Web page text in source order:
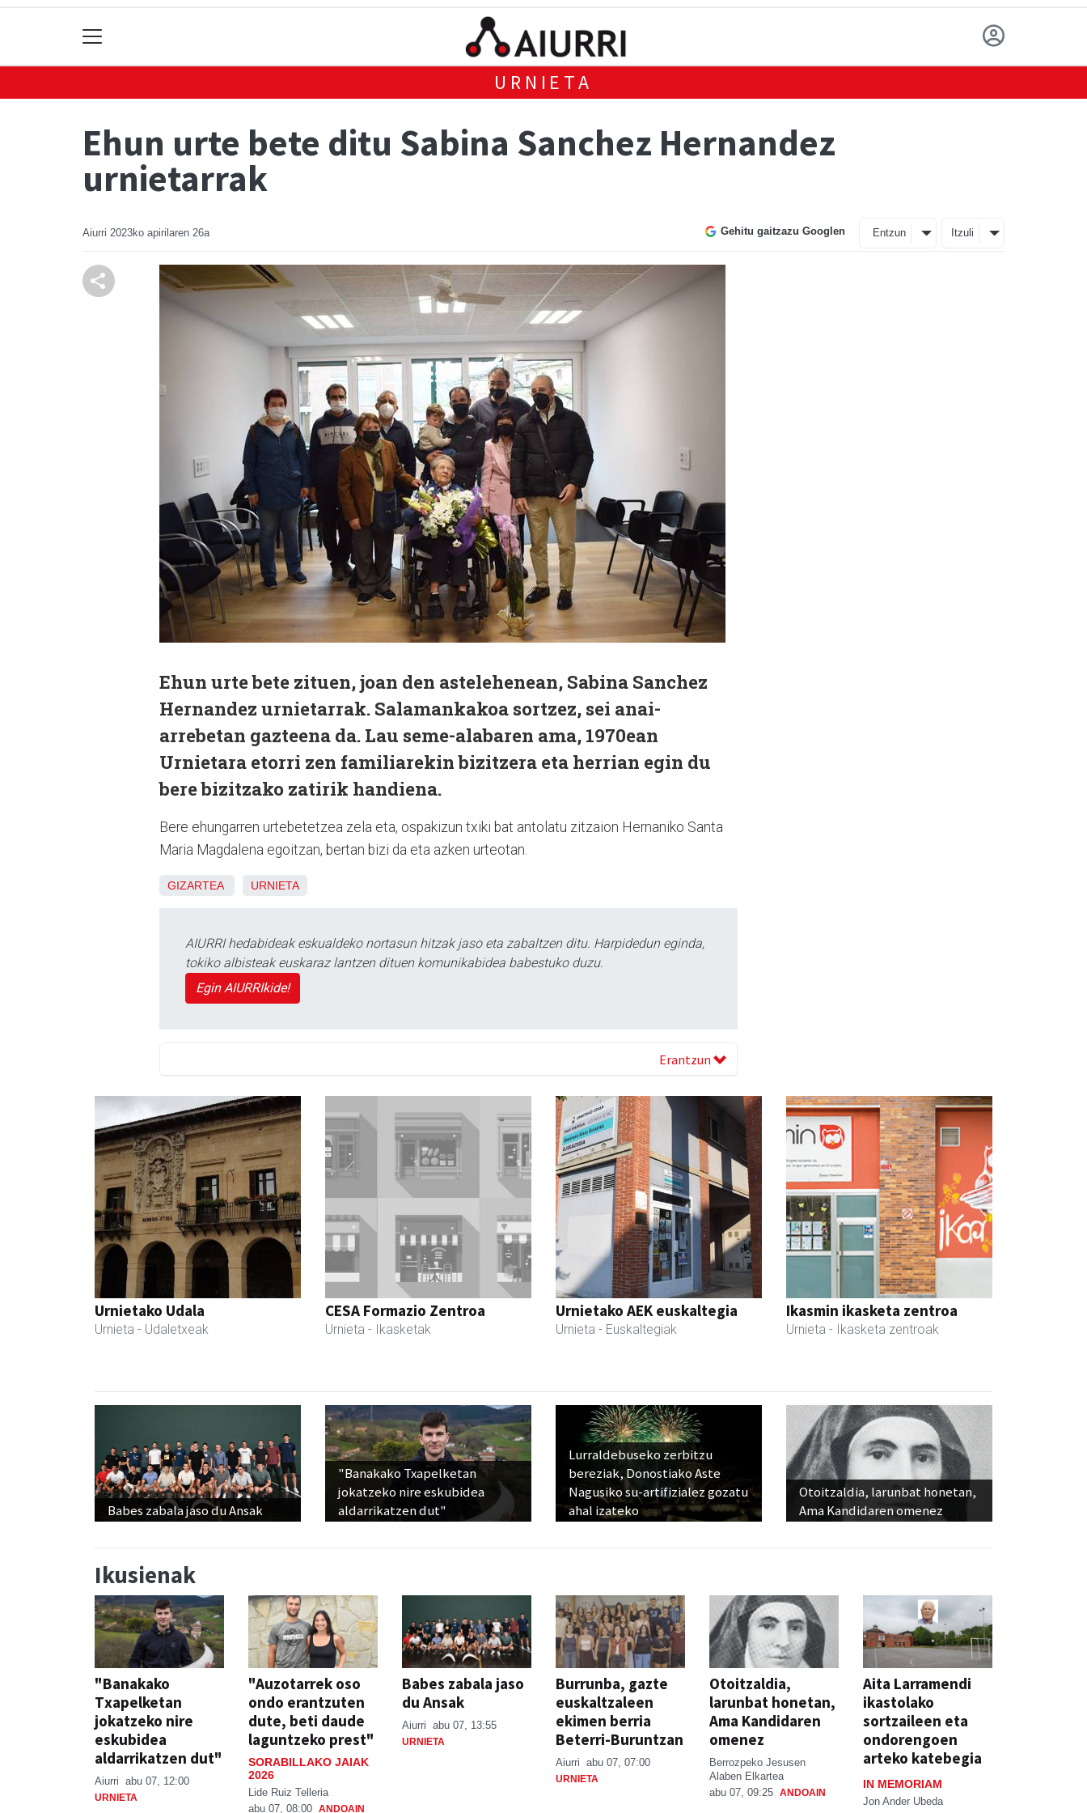
URNIETA
Ehun urte bete ditu Sabina Sanchez Hernandez
urnietarrak
Aiurri 2023ko apirilaren 26a Gehitu gaitzazu Googlen Entzun Itzuli
Ehun urte bete zituen, joan den astelehenean, Sabina Sanchez
Hernandez urnietarrak. Salamankakoa sortzez, sei anai-
arrebetan gazteena da. Lau seme-alabaren ama, 1970ean
Urnietara etorri zen familiarekin bizitzera eta herrian egin du
bere bizitzako zatirik handiena.
Bere ehungarren urtebetetzea zela eta, ospakizun txiki bat antolatu zitzaion Hernaniko Santa
Maria Magdalena egoitzan, bertan bizi da eta azken urteotan.
GIZARTEA URNIETA
AIURRI hedabideak eskualdeko nortasun hitzak jaso eta zabaltzen ditu. Harpidedun eginda,
tokiko albisteak euskaraz lantzen dituen komunikabidea babestuko duzu.
Egin AIURRIkide!
Erantzun
Urnietako Udala
Urnieta - Udaletxeak
CESA Formazio Zentroa
Urnieta - Ikasketak
Urnietako AEK euskaltegia
Urnieta - Euskaltegiak
Ikasmin ikasketa zentroa
Urnieta - Ikasketa zentroak
Babes zabala jaso du Ansak
"Banakako Txapelketan
jokatzeko nire eskubidea
aldarrikatzen dut"
Lurraldebuseko zerbitzu
bereziak, Donostiako Aste
Nagusiko su-artifizialez gozatu
ahal izateko
Otoitzaldia, larunbat honetan,
Ama Kandidaren omenez
Ikusienak
"Banakako
Txapelketan
jokatzeko nire
eskubidea
aldarrikatzen dut"
Aiurri abu 07, 12:00
URNIETA
"Auzotarrek oso
ondo erantzuten
dute, beti daude
laguntzeko prest"
SORABILLAKO JAIAK
2026
Lide Ruiz Telleria
abu 07, 08:00 ANDOAIN
Babes zabala jaso
du Ansak
Aiurri abu 07, 13:55
URNIETA
Burrunba, gazte
euskaltzaleen
ekimen berria
Beterri-Buruntzan
Aiurri abu 07, 07:00
URNIETA
Otoitzaldia,
larunbat honetan,
Ama Kandidaren
omenez
Berrozpeko Jesusen
Alaben Elkartea
abu 07, 09:25 ANDOAIN
Aita Larramendi
ikastolako
sortzaileen eta
ondorengoen
arteko katebegia
IN MEMORIAM
Jon Ander Ubeda